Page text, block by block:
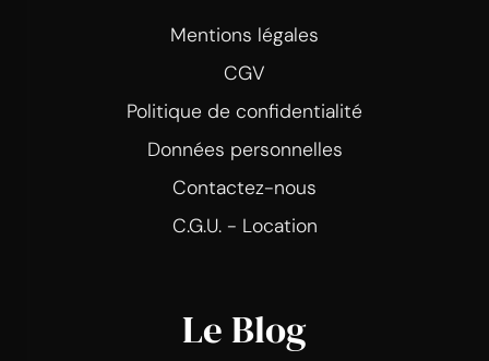
Mentions légales
CGV
Politique de confidentialité
Données personnelles
Contactez-nous
C.G.U. - Location
Le Blog